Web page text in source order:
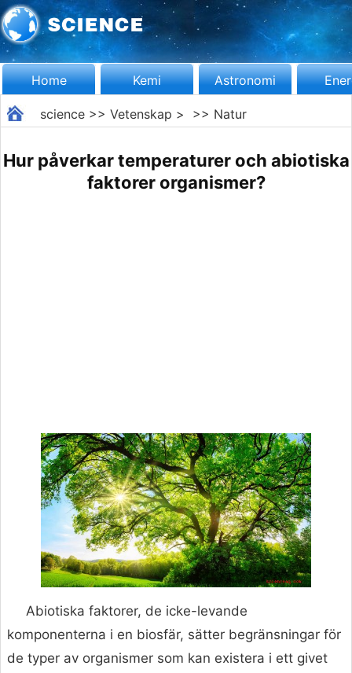
Home Kemi Astronomi
science>> Vetenskap > >> Natur
Hur påverkar temperaturer och abiotiska
faktorer organismer?
Abiotiska faktorer, de icke-levande
komponenterna i en biosfär, sätter begränsningar för
de typer av organismer som kan existera i ett givet